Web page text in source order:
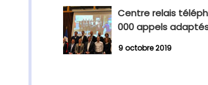
Centre relais
000 appels
9 octobre 2019